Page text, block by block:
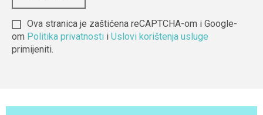
Ova stranica je zaštićena reCAPTCHA-om i Google-
om Politika privatnosti i Uslovi korištenja usluge
primijeniti.